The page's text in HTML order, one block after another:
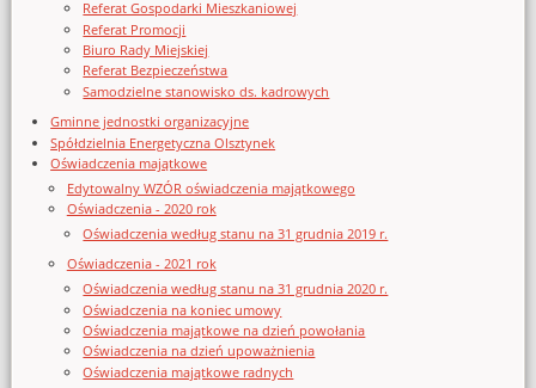
Referat Gospodarki Mieszkaniowej
Referat Promocji
Biuro Rady Miejskiej
Referat Bezpieczeństwa
Samodzielne stanowisko ds. kadrowych
Gminne jednostki organizacyjne
Spółdzielnia Energetyczna Olsztynek
Oświadczenia majątkowe
Edytowalny WZÓR oświadczenia majątkowego
Oświadczenia - 2020 rok
Oświadczenia według stanu na 31 grudnia 2019 r.
Oświadczenia - 2021 rok
Oświadczenia według stanu na 31 grudnia 2020 r.
Oświadczenia na koniec umowy
Oświadczenia majątkowe na dzień powołania
Oświadczenia na dzień upoważnienia
Oświadczenia majątkowe radnych